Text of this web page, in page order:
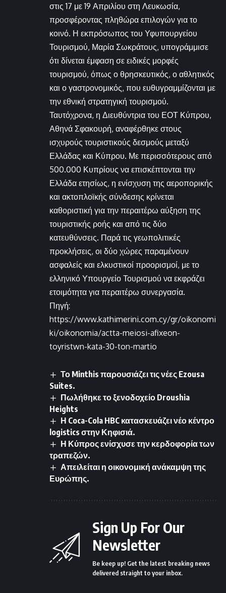
στις 17 με 19 Απριλίου στη Λευκωσία,
προσφέροντας πληθώρα επιλογών για το
κοινό. Η εκπρόσωπος του Υφυπουργείου
Τουρισμού, Μαρία Σωκράτους, υπογράμμισε
ότι δίνεται έμφαση σε ειδικές μορφές
τουρισμού, όπως ο θρησκευτικός, ο αθλητικός
και ο γαστρονομικός, που ευθυγραμμίζονται με
την εθνική στρατηγική τουρισμού.
Ταυτόχρονα, η Διευθύντρια του ΕΟΤ Κύπρου,
Αθηνά Σφακουρή, αναφέρθηκε στους
ισχυρούς τουριστικούς δεσμούς μεταξύ
Ελλάδας και Κύπρου. Με περισσότερους από
500.000 Κυπρίους να επισκέπτονται την
Ελλάδα ετησίως, η ενίσχυση της αεροπορικής
και ακτοπλοϊκής σύνδεσης κρίνεται
καθοριστική για την περαιτέρω αύξηση της
τουριστικής ροής και από τις δύο
κατευθύνσεις. Παρά τις γεωπολιτικές
προκλήσεις, οι δύο χώρες παραμένουν
ασφαλείς και ελκυστικοί προορισμοί, με το
ελληνικό Υπουργείο Τουρισμού να εκφράζει
ετοιμότητα για περαιτέρω συνεργασία.
Πηγή:
https://www.kathimerini.com.cy/gr/oikonomi
ki/oikonomia/actta-meiosi-afixeon-
toyristwn-kata-30-ton-martio
Το Minthis παρουσιάζει τις νέες Ezousa
Suites.
Πωλήθηκε το ξενοδοχείο Droushia
Heights
Η Coca-Cola HBC κατασκευάζει νέο κέντρο
logistics στην Κηφισιά.
Η Κύπρος ενίσχυσε την κερδοφορία των
τραπεζών.
Απειλείται η οικονομική ανάκαμψη της
Ευρώπης.
Sign Up For Our
Newsletter
Be keep up! Get the latest breaking news
delivered straight to your inbox.